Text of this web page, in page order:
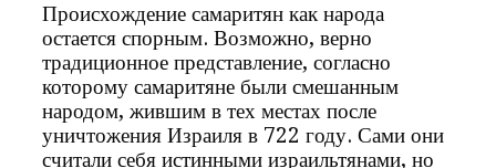
Происхождение самаритян как народа
остается спорным. Возможно, верно
традиционное представление, согласно
которому самаритяне были смешанным
народом, жившим в тех местах после
уничтожения Израиля в 722 году. Сами они
считали себя истинными израильтянами, но